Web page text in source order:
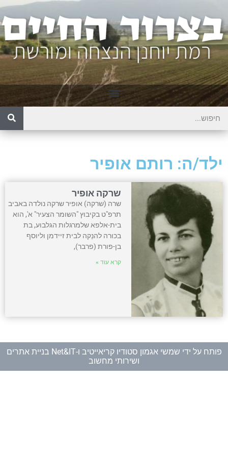
ילד/ה: רותם אופיר
שרקה אופיר
שרה (שרקה) אופיר שרקה נולדה באביב
תרפ"ט בקיבוץ "השומר הצעיר" א', הוא
בית-אלפא שלמרגלות הגלבוע, בת
בכורה להנְקה לבית זיידמן וליוסף
בן-פורת (פרבר),
קרא עוד »
פותח על ידי שמשי אגמון סטודיו קריאייטיב ו-
Net&IT בניית אתרים
ושירותי מחשוב